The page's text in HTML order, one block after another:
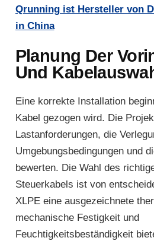
Qrunning ist Hersteller von
in China
Planung Der
Und
Eine korrekte Installation
Kabel gezogen wird. Die
Lastanforderungen, die
Umgebungsbedingungen und
bewerten. Die Wahl des
Steuerkabels ist von
XLPE eine ausgezeichnete
mechanische Festigkeit und
Feuchtigkeitsbeständigkeit